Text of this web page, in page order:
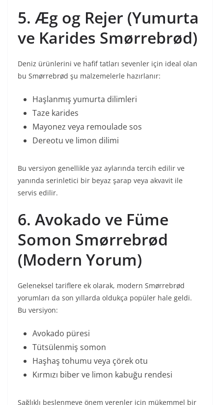
5. Æg og Rejer (Yumurta
ve Karides Smørrebrød)
Deniz ürünlerini ve hafif tatları sevenler için ideal olan
bu Smørrebrød şu malzemelerle hazırlanır:
Haşlanmış yumurta dilimleri
Taze karides
Mayonez veya remoulade sos
Dereotu ve limon dilimi
Bu versiyon genellikle yaz aylarında tercih edilir ve
yanında serinletici bir beyaz şarap veya akvavit ile
servis edilir.
6. Avokado ve Füme
Somon Smørrebrød
(Modern Yorum)
Geleneksel tariflere ek olarak, modern Smørrebrød
yorumları da son yıllarda oldukça popüler hale geldi.
Bu versiyon:
Avokado püresi
Tütsülenmiş somon
Haşhaş tohumu veya çörek otu
Kırmızı biber ve limon kabuğu rendesi
Sağlıklı beslenmeye önem verenler için mükemmel bir